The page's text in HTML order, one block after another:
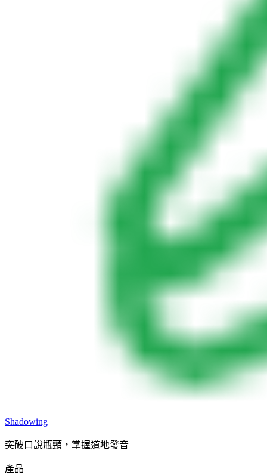
Shadowing
突破口說瓶頸，掌握道地發音
產品